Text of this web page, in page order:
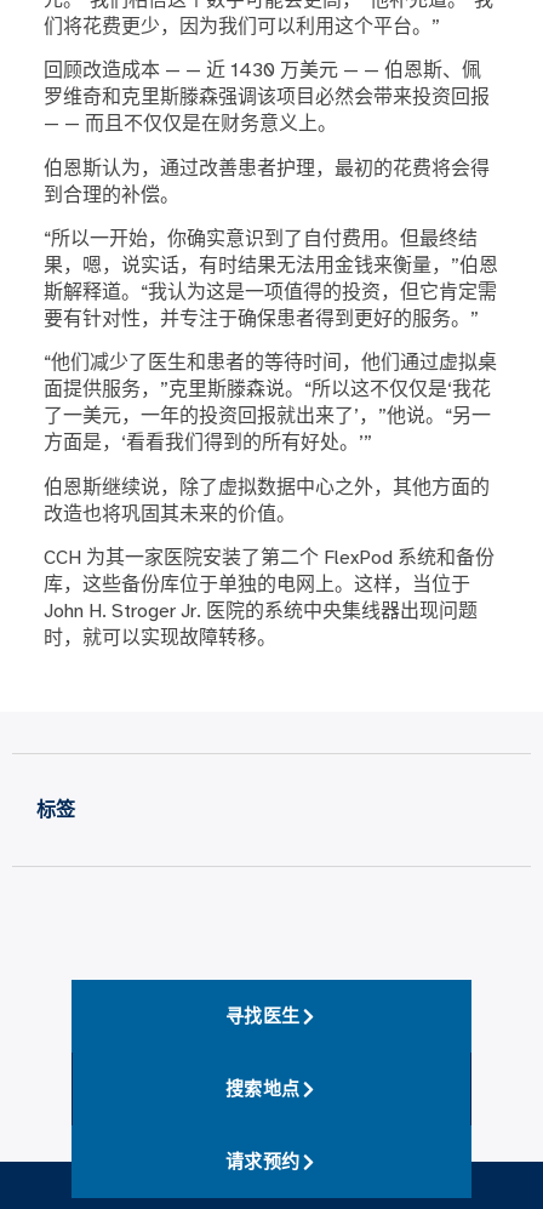
们将花费更少，因为我们可以利用这个平台。”
回顾改造成本 — — 近 1430 万美元 — — 伯恩斯、佩
罗维奇和克里斯滕森强调该项目必然会带来投资回报
— — 而且不仅仅是在财务意义上。
伯恩斯认为，通过改善患者护理，最初的花费将会得
到合理的补偿。
“所以一开始，你确实意识到了自付费用。但最终结
果，嗯，说实话，有时结果无法用金钱来衡量，”伯恩
斯解释道。“我认为这是一项值得的投资，但它肯定需
要有针对性，并专注于确保患者得到更好的服务。”
“他们减少了医生和患者的等待时间，他们通过虚拟桌
面提供服务，”克里斯滕森说。“所以这不仅仅是‘我花
了一美元，一年的投资回报就出来了’，”他说。“另一
方面是，‘看看我们得到的所有好处。’”
伯恩斯继续说，除了虚拟数据中心之外，其他方面的
改造也将巩固其未来的价值。
CCH 为其一家医院安装了第二个 FlexPod 系统和备份
库，这些备份库位于单独的电网上。这样，当位于
John H. Stroger Jr. 医院的系统中央集线器出现问题
时，就可以实现故障转移。
标签
寻找医生
搜索地点
请求预约